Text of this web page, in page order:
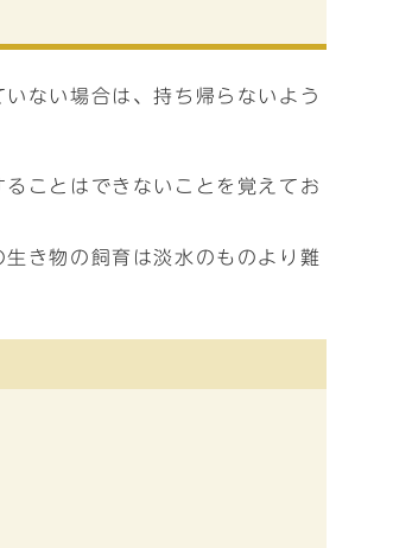
ない場合は、持ち帰らないよう
ことはできないことを覚えてお
き物の飼育は淡水のものより難